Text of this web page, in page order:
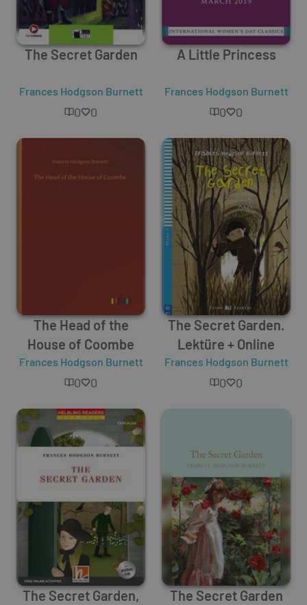
The Secret Garden
Frances Hodgson Burnett
0 0
A Little Princess
Frances Hodgson Burnett
0 0
The Head of the
House of Coombe
Frances Hodgson Burnett
0 0
The Secret Garden.
Lektüre + Online
Frances Hodgson Burnett
0 0
The Secret Garden,
The Secret Garden